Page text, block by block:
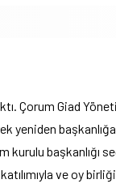
Çorum Giad
yeniden
başkanlığı
ve oy